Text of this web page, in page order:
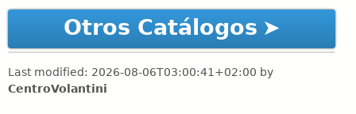
Otros Catálogos
Last modified: 2026-08-06T03:00:41+02:00 by
CentroVolantini